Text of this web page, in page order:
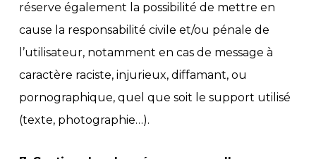
réserve également la possibilité de mettre en
cause la responsabilité civile et/ou pénale de
l’utilisateur, notamment en cas de message à
caractère raciste, injurieux, diffamant, ou
pornographique, quel que soit le support utilisé
(texte, photographie…).